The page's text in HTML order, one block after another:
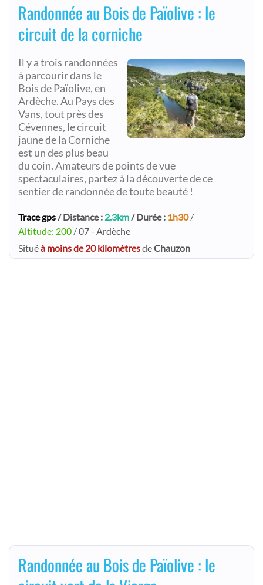
Randonnée au Bois de Païolive : le
circuit de la corniche
Il y a trois randonnées
à parcourir dans le
Bois de Païolive, en
Ardèche. Au Pays des
Vans, tout près des
Cévennes, le circuit
jaune de la Corniche
est un des plus beau
du coin. Amateurs de points de vue
spectaculaires, partez à la découverte de ce
sentier de randonnée de toute beauté !
Trace gps/ Distance : 2.3km/ Durée : 1h30/
Altitude: 200 / 07 - Ardèche
Situéà moins de 20 kilomètresdeChauzon
Randonnée au Bois de Païolive : le